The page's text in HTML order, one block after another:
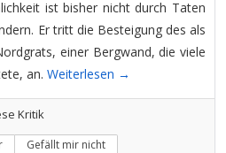
ist bisher nicht durch Taten
Er tritt die Besteigung des als
einer Bergwand, die viele
an. Weiterlesen →
Kritik
Gefällt mir nicht